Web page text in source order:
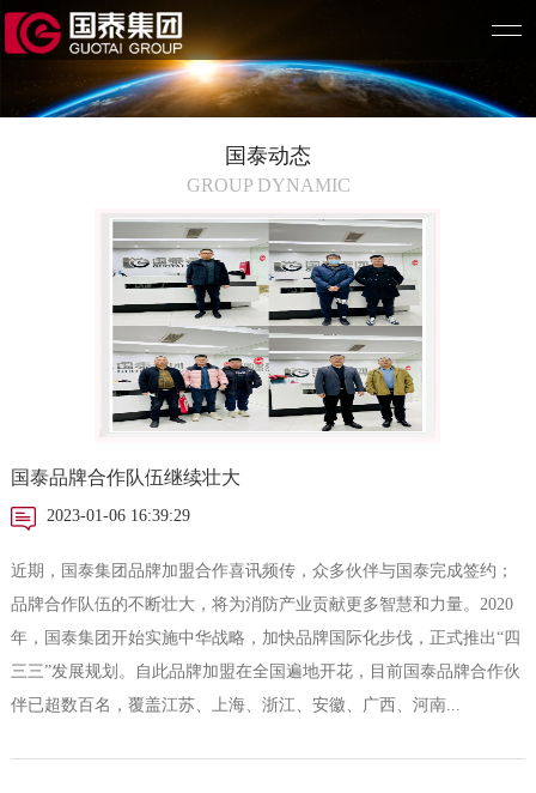
国泰动态
GROUP DYNAMIC
国泰品牌合作队伍继续壮大
2023-01-06 16:39:29
近期，国泰集团品牌加盟合作喜讯频传，众多伙伴与国泰完成签约；
品牌合作队伍的不断壮大，将为消防产业贡献更多智慧和力量。2020
年，国泰集团开始实施中华战略，加快品牌国际化步伐，正式推出“四
三三”发展规划。自此品牌加盟在全国遍地开花，目前国泰品牌合作伙
伴已超数百名，覆盖江苏、上海、浙江、安徽、广西、河南...